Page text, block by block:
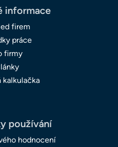
informace
firem
práce
firmy
kalkulačka
používání
hodnocení